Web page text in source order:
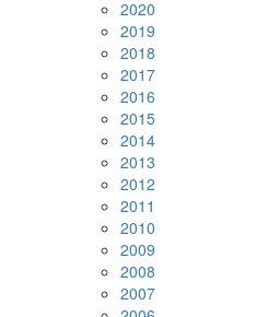
2020
2019
2018
2017
2016
2015
2014
2013
2012
2011
2010
2009
2008
2007